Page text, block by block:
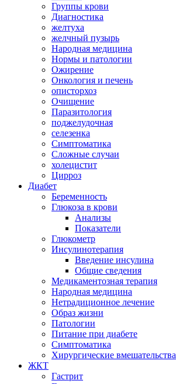
Группы крови
Диагностика
желтуха
желчный пузырь
Народная медицина
Нормы и патологии
Ожирение
Онкология и печень
описторхоз
Очищение
Паразитология
поджелудочная
селезенка
Симптоматика
Сложные случаи
холецистит
Цирроз
Диабет
Беременность
Глюкоза в крови
Анализы
Показатели
Глюкометр
Инсулинотерапия
Введение инсулина
Общие сведения
Медикаментозная терапия
Народная медицина
Нетрадиционное лечение
Образ жизни
Патологии
Питание при диабете
Симптоматика
Хирургические вмешательства
ЖКТ
Гастрит